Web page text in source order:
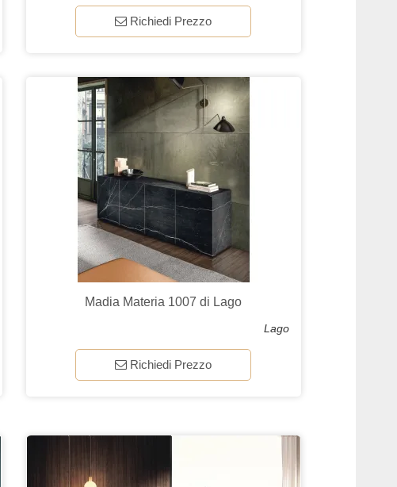
Richiedi Prezzo
Madia Materia 1007 di Lago
Lago
Richiedi Prezzo